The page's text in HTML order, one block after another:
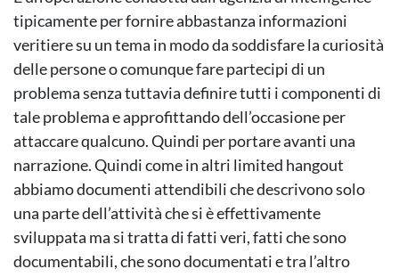
tipicamente per fornire abbastanza informazioni
veritiere su un tema in modo da soddisfare la curiosità
delle persone o comunque fare partecipi di un
problema senza tuttavia definire tutti i componenti di
tale problema e approfittando dell’occasione per
attaccare qualcuno. Quindi per portare avanti una
narrazione. Quindi come in altri limited hangout
abbiamo documenti attendibili che descrivono solo
una parte dell’attività che si è effettivamente
sviluppata ma si tratta di fatti veri, fatti che sono
documentabili, che sono documentati e tra l’altro